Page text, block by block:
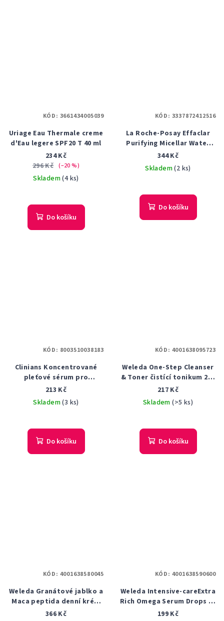
Uriage Eau Thermale creme
d'Eau legere SPF20 T 40 ml
234 Kč
296 Kč (–20 %)
Skladem(4 ks)
Do košíku
KÓD: 3661434005039
La Roche-Posay Effaclar
Purifying Micellar Water
Ultra 400 ml
344 Kč
Skladem(2 ks)
Do košíku
KÓD: 3337872412516
Clinians Koncentrované
pleťové sérum pro
rozjasnění pleti s 3 %
kyselinou glykolovou 30 ml
213 Kč
Skladem(3 ks)
Do košíku
KÓD: 8003510038183
Weleda One-Step Cleanser
& Toner čistící tonikum 2v1
100 ml
217 Kč
Skladem(>5 ks)
Do košíku
KÓD: 4001638095723
Weleda Granátové jablko a
Maca peptida denní krém
pleťový 40 ml
366 Kč
KÓD: 4001638580045
Weleda Intensive-careExtra
Rich Omega Serum Drops 30
ml
199 Kč
KÓD: 4001638590600